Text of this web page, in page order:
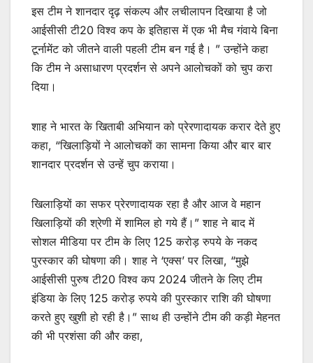
इस टीम ने शानदार दृढ़ संकल्प और लचीलापन दिखाया है जो
आईसीसी टी20 विश्व कप के इतिहास में एक भी मैच गंवाये बिना
टूर्नामेंट को जीतने वाली पहली टीम बन गई है। ” उन्होंने कहा
कि टीम ने असाधारण प्रदर्शन से अपने आलोचकों को चुप करा
दिया।
शाह ने भारत के खिताबी अभियान को प्रेरणादायक करार देते हुए
कहा, “खिलाड़ियों ने आलोचकों का सामना किया और बार बार
शानदार प्रदर्शन से उन्हें चुप कराया।
खिलाड़ियों का सफर प्रेरणादायक रहा है और आज वे महान
खिलाड़ियों की श्रेणी में शामिल हो गये हैं।” शाह ने बाद में
सोशल मीडिया पर टीम के लिए 125 करोड़ रुपये के नकद
पुरस्कार की घोषणा की। शाह ने ‘एक्स’ पर लिखा, “मुझे
आईसीसी पुरुष टी20 विश्व कप 2024 जीतने के लिए टीम
इंडिया के लिए 125 करोड़ रुपये की पुरस्कार राशि की घोषणा
करते हुए खुशी हो रही है।” साथ ही उन्होंने टीम की कड़ी मेहनत
की भी प्रशंसा की और कहा,